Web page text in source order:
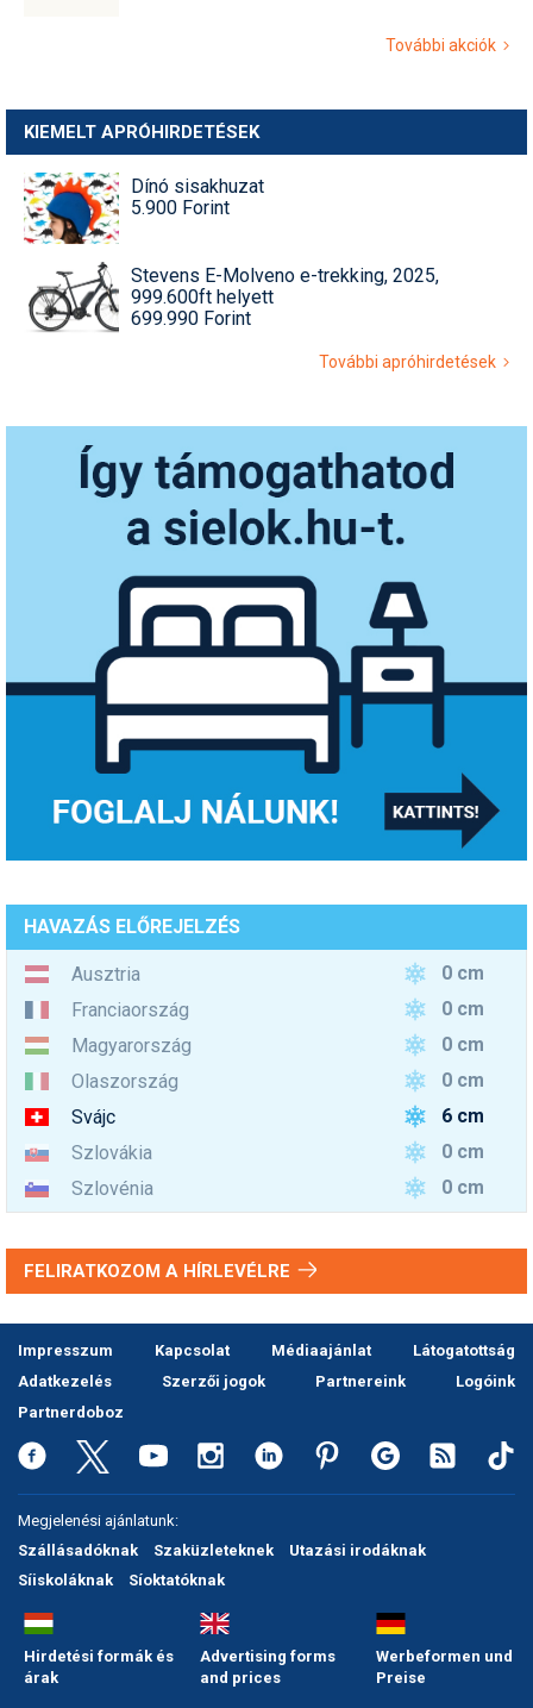
További akciók
KIEMELT APRÓHIRDETÉSEK
Dínó sisakhuzat
5.900 Forint
Stevens E-Molveno e-trekking, 2025,
999.600ft helyett
699.990 Forint
További apróhirdetések
HAVAZÁS ELŐREJELZÉS
Ausztria
0 cm
Franciaország
0 cm
Magyarország
0 cm
Olaszország
0 cm
Svájc
6 cm
Szlovákia
0 cm
Szlovénia
0 cm
FELIRATKOZOM A HÍRLEVÉLRE
Impresszum Kapcsolat Médiaajánlat
Látogatottság
Adatkezelés
Szerzői jogok Partnereink
Logóink
Partnerdoboz
Megjelenési ajánlatunk:
Szállásadóknak
Szaküzleteknek
Utazási irodáknak
Síiskoláknak
Síoktatóknak
Hirdetési formák és
árak
Advertising forms
and prices
Werbeformen und
Preise